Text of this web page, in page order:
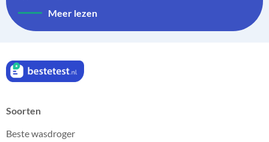
Meer lezen
Soorten
Beste wasdroger